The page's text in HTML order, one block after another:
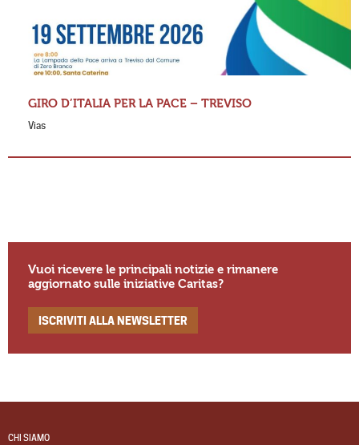
GIRO D’ITALIA PER LA PACE – TREVISO
Vias
Vuoi ricevere le principali notizie e rimanere
aggiornato sulle iniziative Caritas?
ISCRIVITI ALLA NEWSLETTER
CHI SIAMO